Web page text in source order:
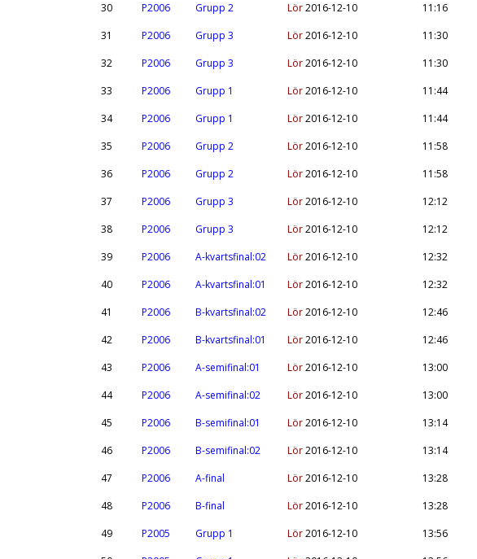
30
P2006 Grupp 2 Lör2016-12-10 11:16
31
P2006 Grupp 3 Lör2016-12-10 11:30
32
P2006 Grupp 3 Lör2016-12-10 11:30
33
P2006 Grupp 1 Lör2016-12-10 11:44
34
P2006 Grupp 1 Lör2016-12-10 11:44
35
P2006 Grupp 2 Lör2016-12-10 11:58
36
P2006 Grupp 2 Lör2016-12-10 11:58
37
P2006 Grupp 3 Lör2016-12-10 12:12
38
P2006 Grupp 3 Lör2016-12-10 12:12
39
P2006 A-kvartsfinal:02 Lör2016-12-10 12:32
40 P2006 A-kvartsfinal:01 Lör2016-12-10 12:32
41 P2006 B-kvartsfinal:02 Lör2016-12-10 12:46
42
P2006 B-kvartsfinal:01 Lör2016-12-10 12:46
43
P2006 A-semifinal:01 Lör2016-12-10 13:00
44
P2006 A-semifinal:02 Lör2016-12-10 13:00
45 P2006 B-semifinal:01 Lör2016-12-10 13:14
46 P2006 B-semifinal:02 Lör2016-12-10 13:14
47 P2006 A-final Lör2016-12-10 13:28
48 P2006 B-final Lör2016-12-10 13:28
49 P2005 Grupp 1 Lör2016-12-10 13:56